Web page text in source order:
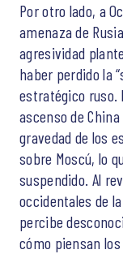
Por otro lado, a
amenaza de
agresividad
haber perdido la
estratégico ruso.
ascenso de
gravedad de los
sobre Moscú, lo
suspendido. Al
occidentales de
percibe
cómo piensan